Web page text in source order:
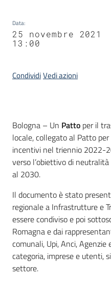
Data:
25 novembre 2021
13:00
CondividiVedi azioni
Contenuto
Bologna – Un Patto per il
locale, collegato al Patto
incentivi nel triennio 2022-
verso l’obiettivo di
al 2030.
Il documento è stato
regionale a Infrastrutture e
essere condiviso e poi
Romagna e dai
comunali, Upi, Anci, Agenzie
categoria, imprese e utenti,
settore.